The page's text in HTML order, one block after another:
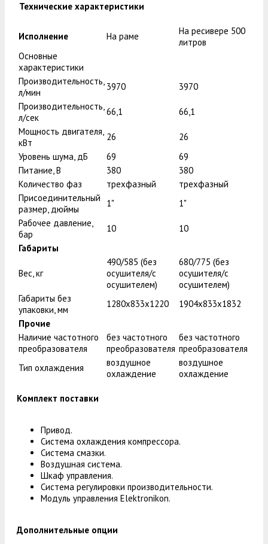
Технические характеристики
Исполнение На раме
На ресивере 500
литров
Основные
характеристики
Производительность,
л/мин
3970
3970
Производительность,
л/сек
66,1
66,1
Мощность двигателя,
кВт
26
26
Уровень шума, дБ
69
69
Питание, В
380
380
Количество фаз
трехфазный
трехфазный
Присоединительный
размер, дюймы
1"
1"
Рабочее давление,
бар
10
10
Габариты
Вес, кг
490/585 (без
осушителя/с
осушителем)
680/775 (без
осушителя/с
осушителем)
Габариты без
упаковки, мм
1280x833x1220
1904x833x1832
Прочие
Наличие частотного
преобразователя
без частотного
преобразователя
без частотного
преобразователя
Тип охлаждения
воздушное
охлаждение
воздушное
охлаждение
Комплект поставки
Привод.
Система охлаждения компрессора.
Система смазки.
Воздушная система.
Шкаф управления.
Система регулировки производительности.
Модуль управления Elektronikon.
Дополнительные опции